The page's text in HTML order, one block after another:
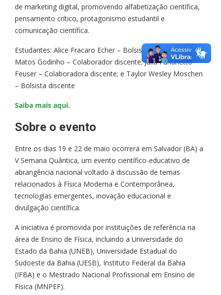
de marketing digital, promovendo alfabetização científica,
pensamento crítico, protagonismo estudantil e
comunicação científica.
Estudantes: Alice Fracaro Echer – Bolsista discente; Felipe
Matos Godinho – Colaborador discente; Julia Furlanetto
Feuser – Colaboradora discente; e Taylor Wesley Moschen
– Bolsista discente
Saiba mais aqui.
Sobre o evento
Entre os dias 19 e 22 de maio ocorrerá em Salvador (BA) a
V Semana Quântica, um evento científico-educativo de
abrangência nacional voltado à discussão de temas
relacionados à Física Moderna e Contemporânea,
tecnologias emergentes, inovação educacional e
divulgação científica.
A iniciativa é promovida por instituições de referência na
área de Ensino de Física, incluindo a Universidade do
Estado da Bahia (UNEB), Universidade Estadual do
Sudoeste da Bahia (UESB), Instituto Federal da Bahia
(IFBA) e o Mestrado Nacional Profissional em Ensino de
Física (MNPEF).